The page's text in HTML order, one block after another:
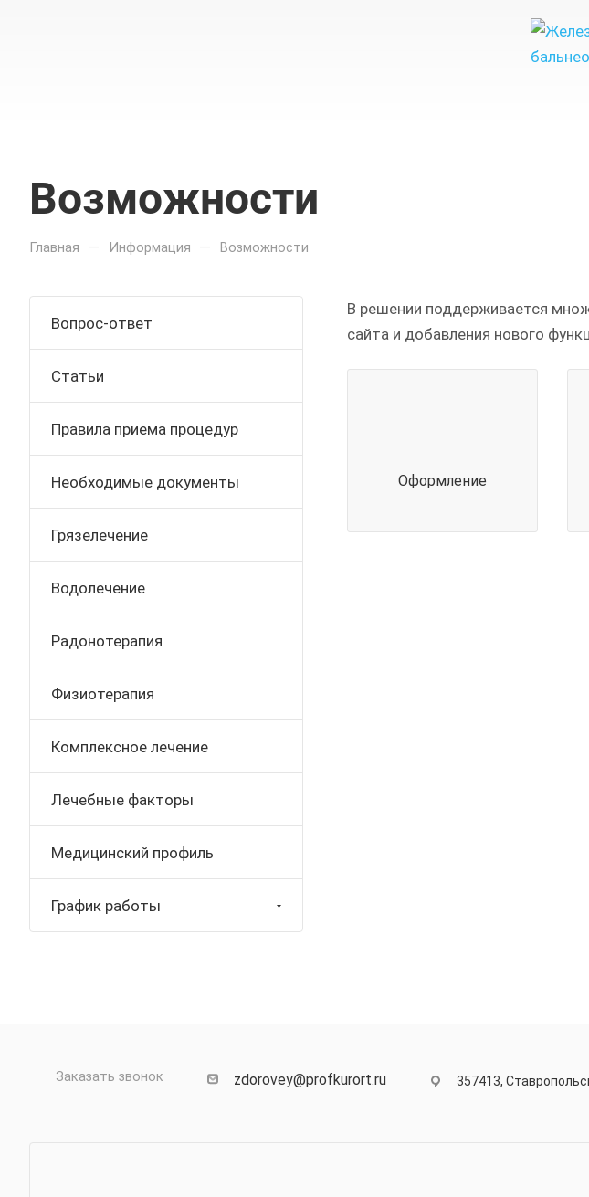
Возможности
Главная — Информация — Возможности
В решении поддерживается
сайта и добавления нового
Оформление
Вопрос-ответ
Статьи
Правила приема процедур
Необходимые документы
Грязелечение
Водолечение
Радонотерапия
Физиотерапия
Комплексное лечение
Лечебные факторы
Медицинский профиль
График работы
Заказать звонок zdorovey@profkurort.ru 357413,